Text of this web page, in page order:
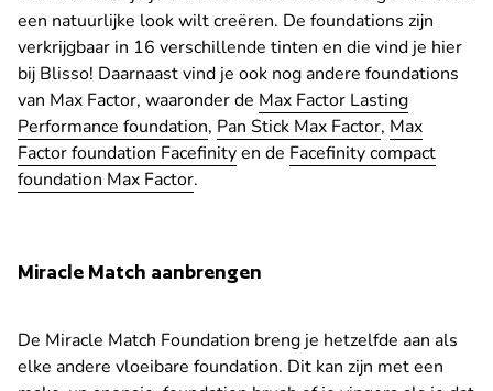
een natuurlijke look wilt creëren. De foundations zijn
verkrijgbaar in 16 verschillende tinten en die vind je hier
bij Blisso! Daarnaast vind je ook nog andere foundations
van Max Factor, waaronder de Max Factor Lasting
Performance foundation, Pan Stick Max Factor, Max
Factor foundation Facefinityen de Facefinity compact
foundation Max Factor.
Miracle Match aanbrengen
De Miracle Match Foundation breng je hetzelfde aan als
elke andere vloeibare foundation. Dit kan zijn met een